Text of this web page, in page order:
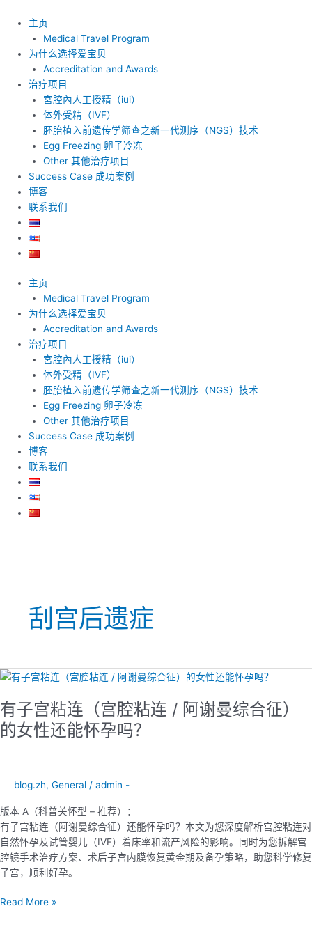
主页
Medical Travel Program
为什么选择爱宝贝
Accreditation and Awards
治疗项目
宮腔內人工授精（iui）
体外受精（IVF）
胚胎植入前遗传学筛查之新一代测序（NGS）技术
Egg Freezing 卵子冷冻
Other 其他治疗项目
Success Case 成功案例
博客
联系我们
主页
Medical Travel Program
为什么选择爱宝贝
Accreditation and Awards
治疗项目
宮腔內人工授精（iui）
体外受精（IVF）
胚胎植入前遗传学筛查之新一代测序（NGS）技术
Egg Freezing 卵子冷冻
Other 其他治疗项目
Success Case 成功案例
博客
联系我们
刮宫后遗症
有子宫粘连（宫腔粘连 / 阿谢曼综合征）
的女性还能怀孕吗？
blog.zh, General / admin -
版本 A（科普关怀型 – 推荐）：
有子宫粘连（阿谢曼综合征）还能怀孕吗？本文为您深度解析宫腔粘连对
自然怀孕及试管婴儿（IVF）着床率和流产风险的影响。同时为您拆解宫
腔镜手术治疗方案、术后子宫内膜恢复黄金期及备孕策略，助您科学修复
子宫，顺利好孕。
有
宫
粘
连
/
阿
谢
曼
综
征）
女
Read More »